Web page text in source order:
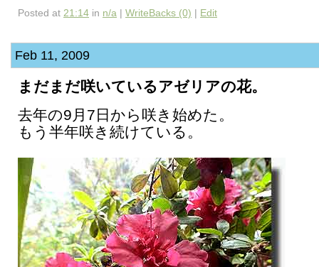
Posted at 21:14 in n/a | WriteBacks (0) | Edit
Feb 11, 2009
まだまだ咲いているアゼリアの花。
去年の9月7日から咲き始めた。
もう半年咲き続けている。